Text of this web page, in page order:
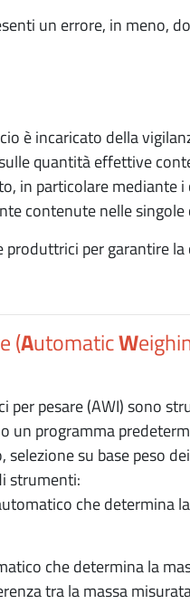
un errore, in meno,
è incaricato della
quantità effettive
in particolare mediante
contenute nelle singole
produttrici per garantire
(AutomaticW
pesare (AWI) sono
un programma
su base peso
strumenti:
che determina
che determina la
tra la massa